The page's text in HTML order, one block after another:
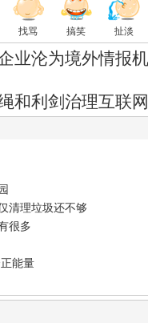
找骂 搞笑 扯淡
业沦为境外情报
和利剑治理互联
清理垃圾还不够
很多
能量